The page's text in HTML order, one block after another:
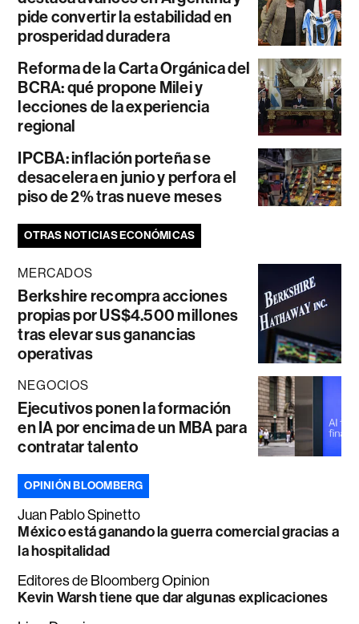
pide convertir la estabilidad en
prosperidad duradera
Reforma de la Carta Orgánica del
BCRA: qué propone Milei y
lecciones de la experiencia
regional
IPCBA: inflación porteña se
desacelera en junio y perfora el
piso de 2% tras nueve meses
OTRAS NOTICIAS ECONÓMICAS
MERCADOS
Berkshire recompra acciones
propias por US$4.500 millones
tras elevar sus ganancias
operativas
NEGOCIOS
Ejecutivos ponen la formación
en IA por encima de un MBA para
contratar talento
OPINIÓN BLOOMBERG
Juan Pablo Spinetto
México está ganando la guerra comercial gracias a
la hospitalidad
Editores de Bloomberg Opinion
Kevin Warsh tiene que dar algunas explicaciones